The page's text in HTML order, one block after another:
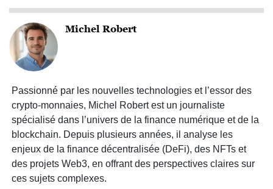
Michel Robert
Passionné par les nouvelles technologies et l’essor des
crypto-monnaies, Michel Robert est un journaliste
spécialisé dans l’univers de la finance numérique et de la
blockchain. Depuis plusieurs années, il analyse les
enjeux de la finance décentralisée (DeFi), des NFTs et
des projets Web3, en offrant des perspectives claires sur
ces sujets complexes.